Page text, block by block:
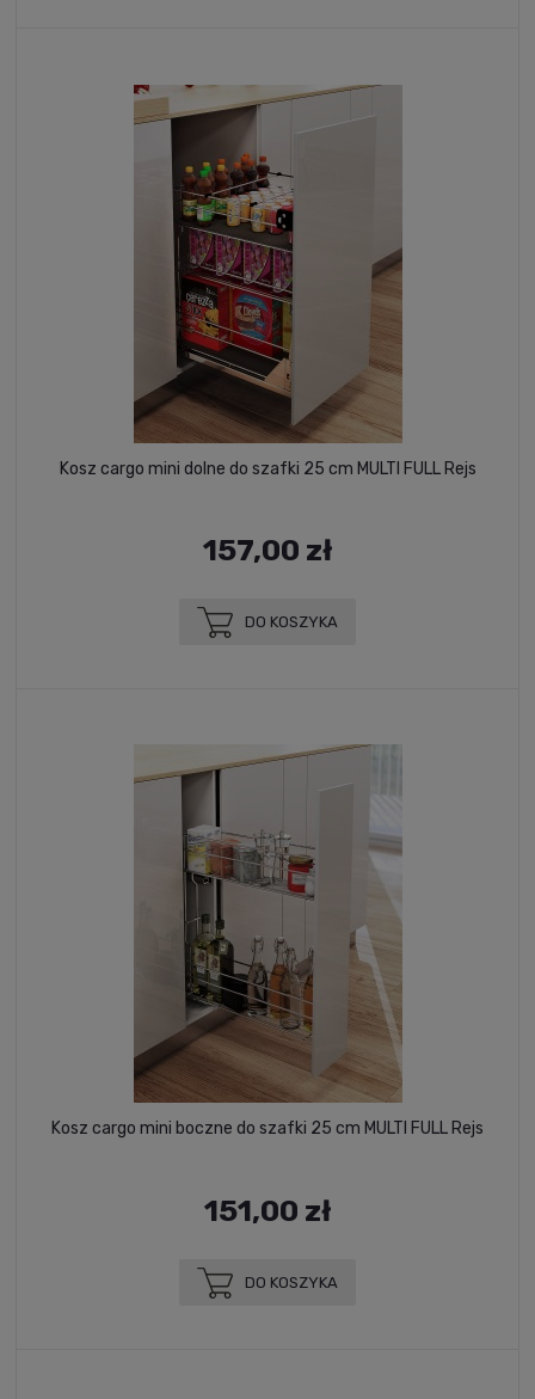
Kosz cargo mini dolne do szafki 25 cm MULTI FULL Rejs
157,00 zł
DO KOSZYKA
Kosz cargo mini boczne do szafki 25 cm MULTI FULL Rejs
151,00 zł
DO KOSZYKA